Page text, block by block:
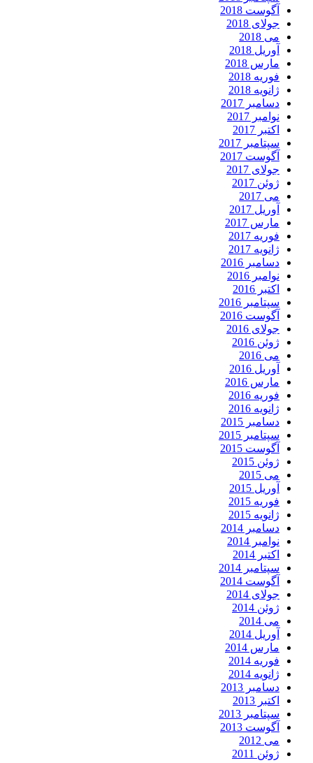
آگوست 2018
جولای 2018
می 2018
آوریل 2018
مارس 2018
فوریه 2018
ژانویه 2018
دسامبر 2017
نوامبر 2017
اکتبر 2017
سپتامبر 2017
آگوست 2017
جولای 2017
ژوئن 2017
می 2017
آوریل 2017
مارس 2017
فوریه 2017
ژانویه 2017
دسامبر 2016
نوامبر 2016
اکتبر 2016
سپتامبر 2016
آگوست 2016
جولای 2016
ژوئن 2016
می 2016
آوریل 2016
مارس 2016
فوریه 2016
ژانویه 2016
دسامبر 2015
سپتامبر 2015
آگوست 2015
ژوئن 2015
می 2015
آوریل 2015
فوریه 2015
ژانویه 2015
دسامبر 2014
نوامبر 2014
اکتبر 2014
سپتامبر 2014
آگوست 2014
جولای 2014
ژوئن 2014
می 2014
آوریل 2014
مارس 2014
فوریه 2014
ژانویه 2014
دسامبر 2013
اکتبر 2013
سپتامبر 2013
آگوست 2013
می 2012
ژوئن 2011